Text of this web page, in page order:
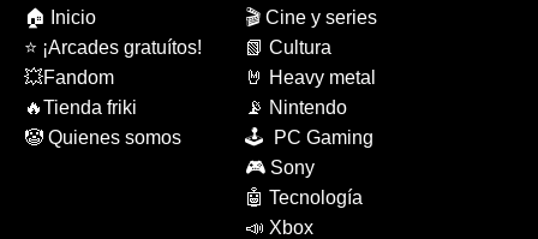
🏠 Inicio
⭐ ¡Arcades gratuítos!
💥Fandom
🔥Tienda friki
🤡 Quienes somos
🎬 Cine y series
📗 Cultura
🤘 Heavy metal
📡 Nintendo
🕹 PC Gaming
🎮 Sony
🤖 Tecnología
📣 Xbox